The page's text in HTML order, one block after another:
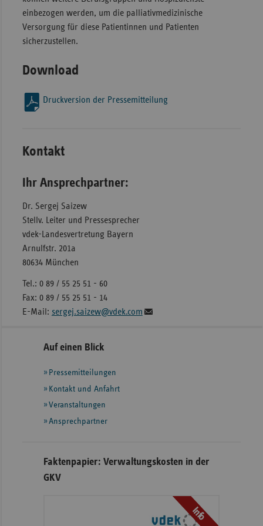
einbezogen werden, um die palliativmedizinische
Versorgung für diese Patientinnen und Patienten
sicherzustellen.
Download
Druckversion der Pressemitteilung
Kontakt
Ihr Ansprechpartner:
Dr. Sergej Saizew
Stellv. Leiter und Pressesprecher
vdek-Landesvertretung Bayern
Arnulfstr. 201a
80634 München
Tel.: 0 89 / 55 25 51 - 60
Fax: 0 89 / 55 25 51 - 14
E-Mail: sergej.saizew@vdek.com
Seitennavigation
Seitenleiste
weiteren
Informationen
Auf einen Blick
Pressemitteilungen
Kontakt und Anfahrt
Veranstaltungen
Ansprechpartner
Faktenpapier: Verwaltungskosten in der
GKV
Info